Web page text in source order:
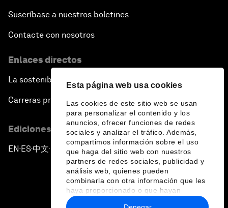
Esta página web usa cookies
Las cookies de este sitio web se usan
para personalizar el contenido y los
anuncios, ofrecer funciones de redes
sociales y analizar el tráfico. Además,
compartimos información sobre el uso
que haga del sitio web con nuestros
partners de redes sociales, publicidad y
análisis web, quienes pueden
combinarla con otra información que les
haya proporcionado o que hayan
recopilado a partir del uso que haya
Suscríbase a nuestros boletines
Contacte con nosotros
Enlaces directos
La sostenibilidad en el Foro
Carreras profesionales
Ediciones en otros idiomas
EN ▪ES▪中文▪ 日本語